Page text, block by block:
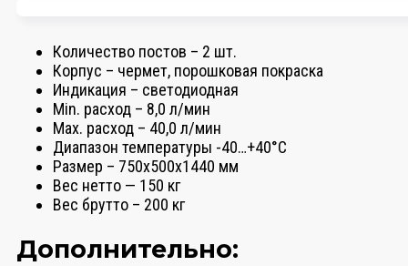
Количество постов – 2 шт.
Корпус – чермет, порошковая покраска
Индикация – светодиодная
Мin. расход – 8,0 л/мин
Мax. расход – 40,0 л/мин
Диапазон температуры -40…+40°С
Размер – 750х500х1440 мм
Вес нетто — 150 кг
Вес брутто – 200 кг
Дополнительно: